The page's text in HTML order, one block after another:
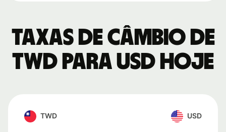
Taxas de câmbio de
TWD para USD hoje
TWD USD